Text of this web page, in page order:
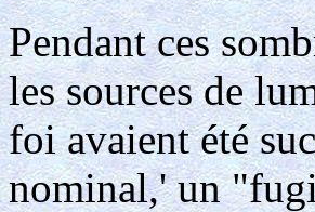
Pendant ces
les sources de
foi avaient été
nominal,' un